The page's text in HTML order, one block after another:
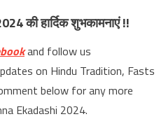
की हार्दिक शुभकामनाएं !!
and follow us
on Hindu Tradition, Fasts
below for any more
Ekadashi 2024.